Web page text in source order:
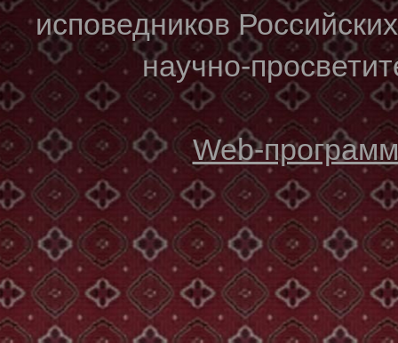
исповедников
научно-
Web-